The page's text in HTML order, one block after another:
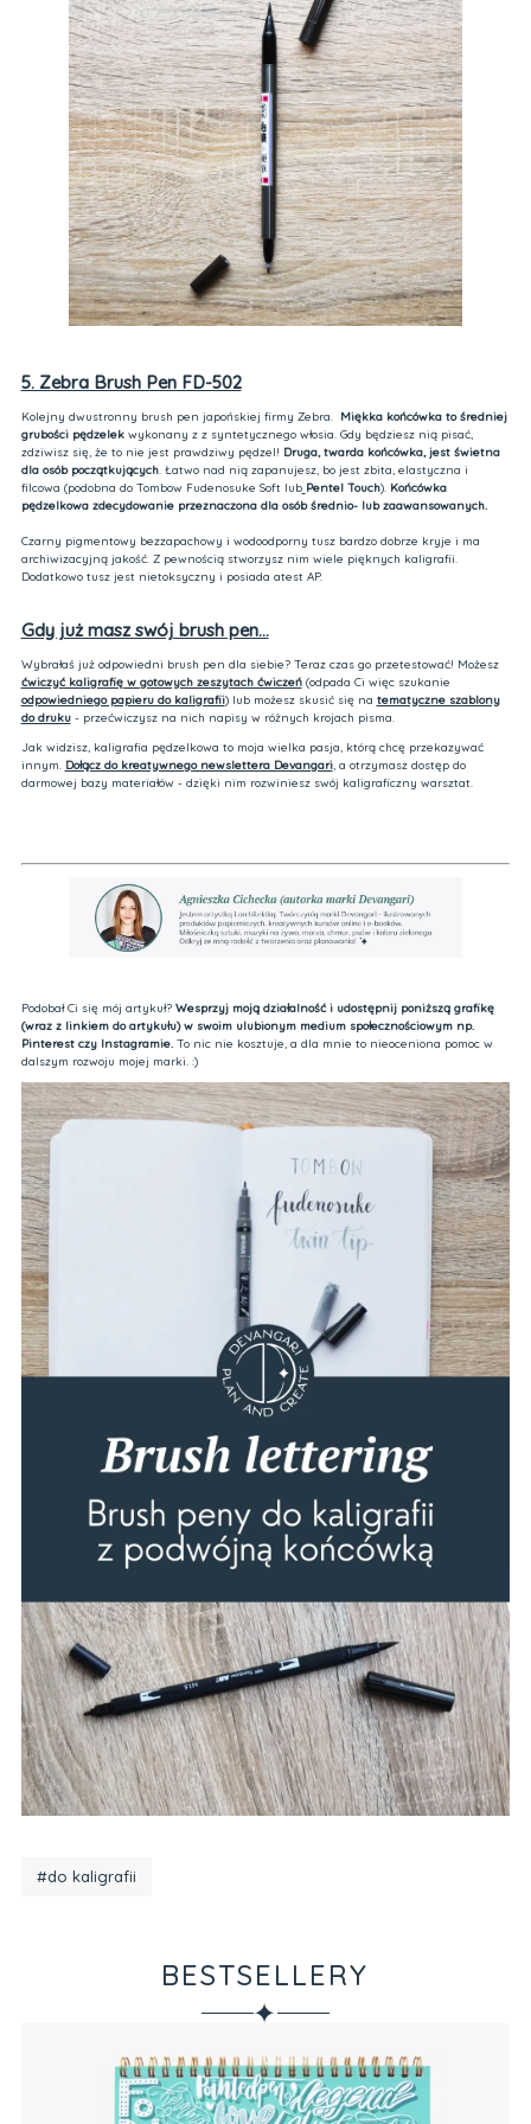
5. Zebra Brush Pen FD-502
Kolejny dwustronny brush pen japońskiej firmy Zebra. Miękka końcówka to średniej
grubości pędzelekwykonany z z syntetycznego włosia. Gdy będziesz nią pisać,
zdziwisz się, że to nie jest prawdziwy pędzel! Druga, twarda końcówka, jest świetna
dla osób początkujących. Łatwo nad nią zapanujesz, bo jest zbita, elastyczna i
filcowa (podobna do Tombow Fudenosuke Soft lub Pentel Touch). Końcówka
pędzelkowa zdecydowanie przeznaczona dla osób średnio- lub zaawansowanych.
Czarny pigmentowy bezzapachowy i wodoodporny tusz bardzo dobrze kryje i ma
archiwizacyjną jakość. Z pewnością stworzysz nim wiele pięknych kaligrafii.
Dodatkowo tusz jest nietoksyczny i posiada atest AP.
Gdy już masz swój brush pen...
Wybrałaś już odpowiedni brush pen dla siebie? Teraz czas go przetestować! Możesz
ćwiczyć kaligrafię w gotowych zeszytach ćwiczeń(odpada Ci więc szukanie
odpowiedniego papieru do kaligrafii) lub możesz skusić się na tematyczne szablony
do druku- przećwiczysz na nich napisy w różnych krojach pisma.
Jak widzisz, kaligrafia pędzelkowa to moja wielka pasja, którą chcę przekazywać
innym. Dołącz do kreatywnego newslettera Devangari, a otrzymasz dostęp do
darmowej bazy materiałów - dzięki nim rozwiniesz swój kaligraficzny warsztat.
Podobał Ci się mój artykuł? Wesprzyj moją działalność i udostępnij poniższą grafikę
(wraz z linkiem do artykułu) w swoim ulubionym medium społecznościowym np.
Pinterest czy Instagramie.To nic nie kosztuje, a dla mnie to nieoceniona pomoc w
dalszym rozwoju mojej marki. :)
#do kaligrafii
BESTSELLERY
✦